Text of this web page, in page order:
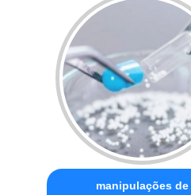
manipulações de